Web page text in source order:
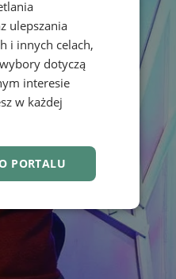
ulepszania
i innych celach,
dotyczą
interesie
w każdej
PORTALU